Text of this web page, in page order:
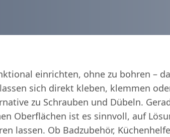
einrichten, ohne zu bohren –
sich direkt kleben, klemmen
zu Schrauben und Dübeln.
Oberflächen ist es sinnvoll, auf
lassen. Ob Badzubehör,